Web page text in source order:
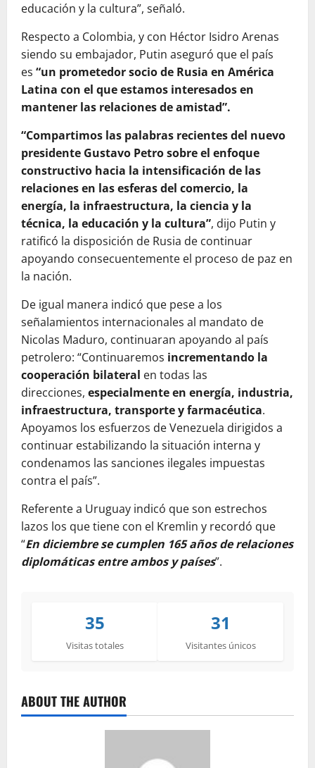
educación y la cultura”, señaló.
Respecto a Colombia, y con Héctor Isidro Arenas
siendo su embajador, Putin aseguró que el país
es “un prometedor socio de Rusia en América
Latina con el que estamos interesados en
mantener las relaciones de amistad”.
“Compartimos las palabras recientes del nuevo
presidente Gustavo Petro sobre el enfoque
constructivo hacia la intensificación de las
relaciones en las esferas del comercio, la
energía, la infraestructura, la ciencia y la
técnica, la educación y la cultura”, dijo Putin y
ratificó la disposición de Rusia de continuar
apoyando consecuentemente el proceso de paz en
la nación.
De igual manera indicó que pese a los
señalamientos internacionales al mandato de
Nicolas Maduro, continuaran apoyando al país
petrolero: “Continuaremos incrementando la
cooperación bilateral en todas las
direcciones, especialmente en energía, industria,
infraestructura, transporte y farmacéutica.
Apoyamos los esfuerzos de Venezuela dirigidos a
continuar estabilizando la situación interna y
condenamos las sanciones ilegales impuestas
contra el país”.
Referente a Uruguay indicó que son estrechos
lazos los que tiene con el Kremlin y recordó que
“En diciembre se cumplen 165 años de relaciones
diplomáticas entre ambos y países”.
35
Visitas totales
31
Visitantes únicos
ABOUT THE AUTHOR